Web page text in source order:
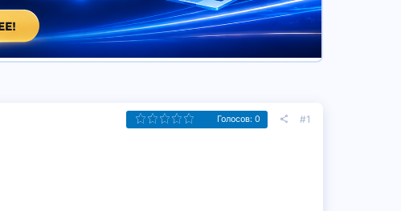
Голосов: 0 #1